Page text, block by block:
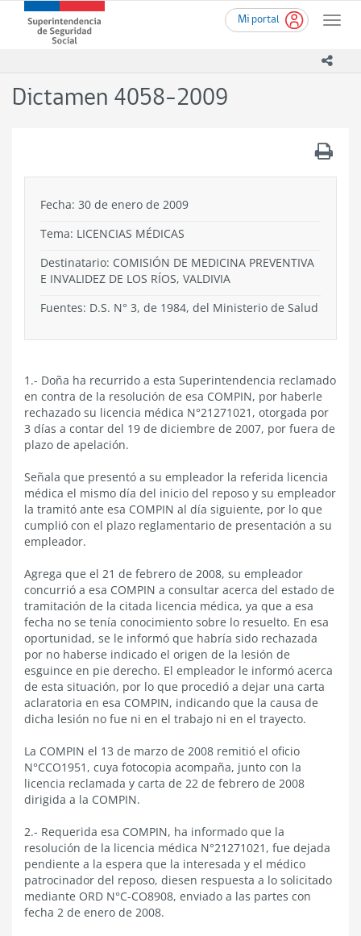
contenido
Mi portal
Toggle
Superintendencia
de
-
Dictamen 4058-2009
Fecha: 30 de enero de 2009
Tema: LICENCIAS MÉDICAS
Destinatario: COMISIÓN DE MEDICINA PREVENTIVA
E INVALIDEZ DE LOS RÍOS, VALDIVIA
Fuentes: D.S. N° 3, de 1984, del Ministerio de Salud
1.- Doña ha recurrido a esta Superintendencia reclamado
en contra de la resolución de esa COMPIN, por haberle
rechazado su licencia médica N°21271021, otorgada por
3 días a contar del 19 de diciembre de 2007, por fuera de
plazo de apelación.
Señala que presentó a su empleador la referida licencia
médica el mismo día del inicio del reposo y su empleador
la tramitó ante esa COMPIN al día siguiente, por lo que
cumplió con el plazo reglamentario de presentación a su
empleador.
Agrega que el 21 de febrero de 2008, su empleador
concurrió a esa COMPIN a consultar acerca del estado de
tramitación de la citada licencia médica, ya que a esa
fecha no se tenía conocimiento sobre lo resuelto. En esa
oportunidad, se le informó que habría sido rechazada
por no haberse indicado el origen de la lesión de
esguince en pie derecho. El empleador le informó acerca
de esta situación, por lo que procedió a dejar una carta
aclaratoria en esa COMPIN, indicando que la causa de
dicha lesión no fue ni en el trabajo ni en el trayecto.
La COMPIN el 13 de marzo de 2008 remitió el oficio
N°CCO1951, cuya fotocopia acompaña, junto con la
licencia reclamada y carta de 22 de febrero de 2008
dirigida a la COMPIN.
2.- Requerida esa COMPIN, ha informado que la
resolución de la licencia médica N°21271021, fue dejada
pendiente a la espera que la interesada y el médico
patrocinador del reposo, diesen respuesta a lo solicitado
mediante ORD N°C-CO8908, enviado a las partes con
fecha 2 de enero de 2008.